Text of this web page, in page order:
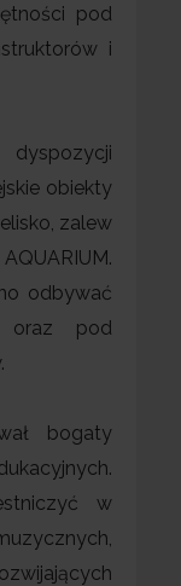
pod
i
obiekty
zalew
odbywać
oraz pod
bogaty
w